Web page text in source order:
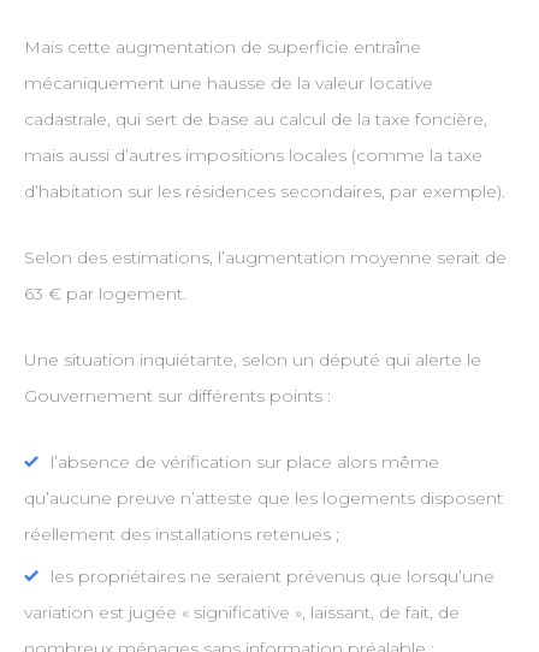
Mais cette augmentation de superficie entraîne
mécaniquement une hausse de la valeur locative
cadastrale, qui sert de base au calcul de la taxe foncière,
mais aussi d’autres impositions locales (comme la taxe
d’habitation sur les résidences secondaires, par exemple).
Selon des estimations, l’augmentation moyenne serait de
63 € par logement.
Une situation inquiétante, selon un député qui alerte le
Gouvernement sur différents points :
l’absence de vérification sur place alors même
qu’aucune preuve n’atteste que les logements disposent
réellement des installations retenues ;
les propriétaires ne seraient prévenus que lorsqu’une
variation est jugée « significative », laissant, de fait, de